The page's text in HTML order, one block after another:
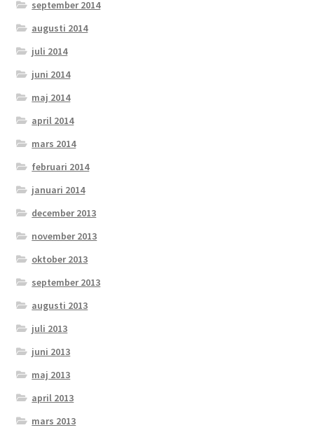
september 2014
augusti 2014
juli 2014
juni 2014
maj 2014
april 2014
mars 2014
februari 2014
januari 2014
december 2013
november 2013
oktober 2013
september 2013
augusti 2013
juli 2013
juni 2013
maj 2013
april 2013
mars 2013